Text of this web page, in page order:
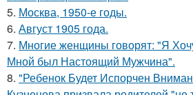
5. Москва, 1950-е годы.
6. Август 1905 года.
7. Многие женщины говорят: "Я
Мной был Настоящий Мужчина".
8. "Ребенок Будет Испорчен